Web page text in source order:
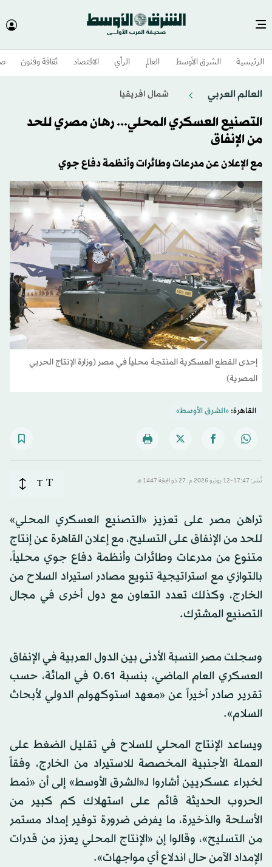
الرئيسية الشرق الأوسط​ العالم الرأي الاقتصاد ثقافة وفنون
العالم العربي شمال افريقيا
التصنيع العسكري المحلي... رهان مصري للحد
من الإنفاق
مع الإعلان عن مدرعات وطائرات وأنظمة دفاع جوي
إحدى القطع العسكرية المنتجة محلياً في مصر (وزارة الإنتاج الحربي
المصرية)
القاهرة:«الشرق الأوسط»
نُشر: 17:47-12 يونيو 2026 م ـ 27 ذو الحِجّة 1447 هـ T
T
تراهن مصر على تعزيز «التصنيع العسكري المحلي»
للحد من الإنفاق على التسليح، مع إعلان القاهرة عن إنتاج
متنوع من مدرعات وطائرات وأنظمة دفاع جوي محلياً،
بالتوازي مع استراتيجية تنويع مصادر استيراد السلاح من
الخارج، وكذلك تعدد التعاون مع دول أخرى في مجال
التصنيع المشترك.
وسجلت مصر النسبة الأدنى بين الدول العربية في الإنفاق
العسكري العام الماضي، بنسبة 0.61 في المائة، حسب
تقرير صادر أخيراً عن «معهد استوكهولم الدولي لأبحاث
السلام».
ويساعد الإنتاج المحلي للسلاح في تقليل الضغط على
العملة الأجنبية المخصصة للاستيراد من الخارج، وفقاً
لخبراء عسكريين أشاروا لـ«الشرق الأوسط» إلى أن «نمط
الحروب الحديثة قائم على استهلاك كم كبير من
الأسلحة والذخيرة، ما يفرض ضرورة توفير إمداد مستمر
من التسليح»، وقالوا إن «الإنتاج المحلي يعزز من قدرات
الإمداد الآمن حال اندلاع أي مواجهات».